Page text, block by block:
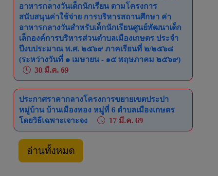
อาหารกลางวันเด็กนักเรียน ตามโครงการ
สนับสนุนค่าใช้จ่าย การบริหารสถานศึกษา ค่า
อาหารกลางวันสำหรับเด็กนักเรียนศูนย์พัฒนาเด็ก
เล็กองค์การบริหารส่วนตำบลเมืองเกษตร ประจำ
ปีงบประมาณ พ.ศ. ๒๕๖๙ ภาคเรียนที่ ๒/๒๕๖๘
(ระหว่างวันที่ ๑ เมษายน - ๑๕ พฤษภาคม ๒๕๖๙)
30 มี.ค. 69
ประกาศราคากลางโครงการขยายเขตประปา
หมู่บ้าน บ้านเมืองทอง หมู่ที่ 6 ตำบลเมืองเกษตร
โดยวิธีเฉพาะเจาะจง
17 มี.ค. 69
อ่านทั้งหมด